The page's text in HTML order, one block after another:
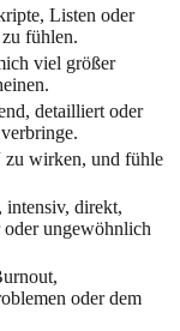
Listen oder
fühlen.
viel größer
detailliert oder
zu wirken, und fühle
intensiv, direkt,
ungewöhnlich
oder dem